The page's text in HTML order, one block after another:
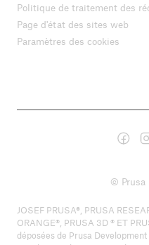
Politique de traitement des
Page d'état des sites web
Paramètres des cookies
© Prusa
JOSEF PRUSA®, PRUSA
ORANGE®, PRUSA 3D ® ET
déposées de Prusa Development